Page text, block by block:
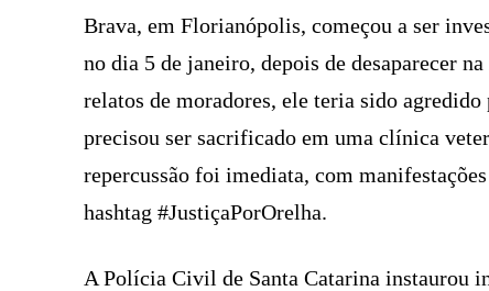
Brava, em Florianópolis, começou a ser
no dia 5 de janeiro, depois de desaparecer
relatos de moradores, ele teria sido
precisou ser sacrificado em uma clínica
repercussão foi imediata, com
hashtag #JustiçaPorOrelha.
A Polícia Civil de Santa Catarina instaurou